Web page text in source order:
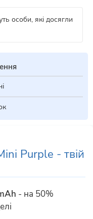
особи, які досягли
Purple - твій
- на 50%